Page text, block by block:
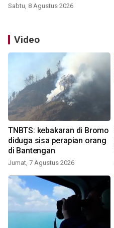
Sabtu, 8 Agustus 2026
Video
TNBTS: kebakaran di Bromo
diduga sisa perapian orang
di Bantengan
Jumat, 7 Agustus 2026